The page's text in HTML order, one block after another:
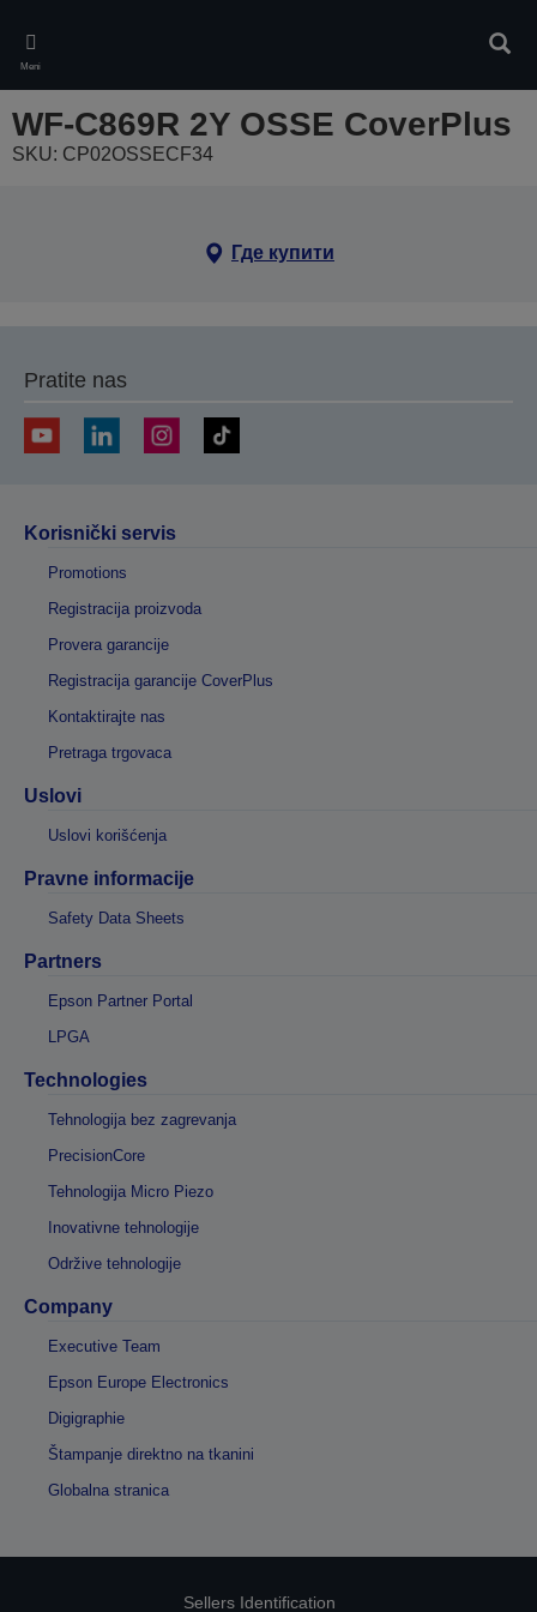
main
content
Meni
WF-C869R 2Y OSSE CoverPlus
SKU: CP02OSSECF34
Где купити
Pratite nas
Korisnički servis
Promotions
Registracija proizvoda
Provera garancije
Registracija garancije CoverPlus
Kontaktirajte nas
Pretraga trgovaca
Uslovi
Uslovi korišćenja
Pravne informacije
Safety Data Sheets
Partners
Epson Partner Portal
LPGA
Technologies
Tehnologija bez zagrevanja
PrecisionCore
Tehnologija Micro Piezo
Inovativne tehnologije
Održive tehnologije
Company
Executive Team
Epson Europe Electronics
Digigraphie
Štampanje direktno na tkanini
Globalna stranica
Sellers Identification